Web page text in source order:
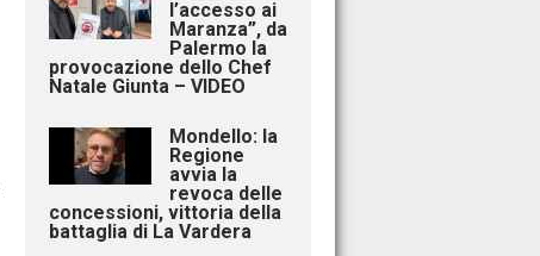
l’accesso ai
Maranza”, da
Palermo la
provocazione dello Chef
Natale Giunta – VIDEO
Mondello: la
Regione
avvia la
revoca delle
concessioni, vittoria della
battaglia di La Vardera